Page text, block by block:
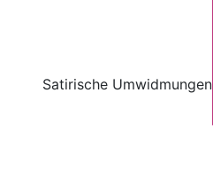
Satirische Umwidmungen